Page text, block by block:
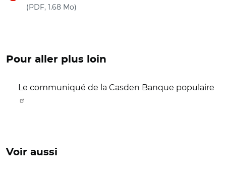
(PDF, 1.68 Mo)
Pour aller plus loin
Le communiqué de la Casden Banque populaire
Voir aussi